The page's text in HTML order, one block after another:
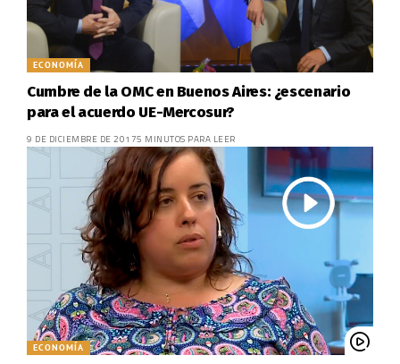
ECONOMÍA
Cumbre de la OMC en Buenos Aires: ¿escenario
para el acuerdo UE-Mercosur?
9 DE DICIEMBRE DE 20175 MINUTOS PARA LEER
ECONOMÍA